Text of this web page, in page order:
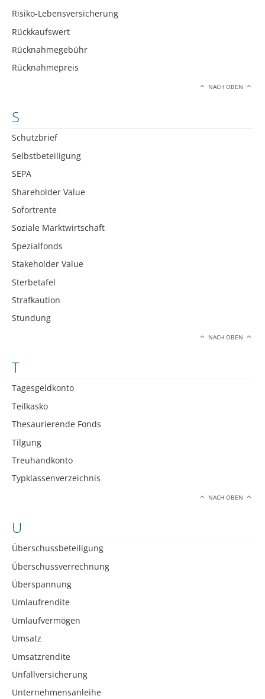
Risiko-Lebensversicherung
Rückkaufswert
Rücknahmegebühr
Rücknahmepreis
NACH OBEN
S
Schutzbrief
Selbstbeteiligung
SEPA
Shareholder Value
Sofortrente
Soziale Marktwirtschaft
Spezialfonds
Stakeholder Value
Sterbetafel
Strafkaution
Stundung
NACH OBEN
T
Tagesgeldkonto
Teilkasko
Thesaurierende Fonds
Tilgung
Treuhandkonto
Typklassenverzeichnis
NACH OBEN
U
Überschussbeteiligung
Überschussverrechnung
Überspannung
Umlaufrendite
Umlaufvermögen
Umsatz
Umsatzrendite
Unfallversicherung
Unternehmensanleihe